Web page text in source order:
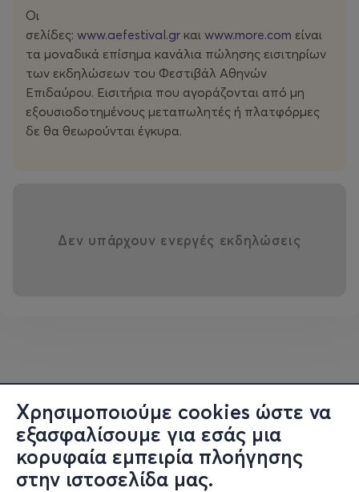
Χρησιμοποιούμε cookies ώστε να
εξασφαλίσουμε για εσάς μια
κορυφαία εμπειρία πλοήγησης
στην ιστοσελίδα μας.
Ο βραβευμένος με τον Αργυρό Λέοντα Χορού της
Μπιενάλε της Βενετίας Τάο Γιε, ανήκει σε εκείνους τους
δημιουργούς που χωρίς να επιδιώκουν τον
εντυπωσιασμό, καταδύονται στα βάθη της εσωτερικής
αρχιτεκτονικής του σώματος. Εκεί ακριβώς βρίσκεται
και η σαγήνη της δουλειάς του, σε έναν χορό που ενώ
Οι
σελίδες: www.aefestival.gr και www.more.com είναι
τα μοναδικά επίσημα κανάλια πώλησης εισιτηρίων
των εκδηλώσεων του Φεστιβάλ Αθηνών
Επιδαύρου. Εισιτήρια που αγοράζονται από μη
εξουσιοδοτημένους μεταπωλητές ή πλατφόρμες
δε θα θεωρούνται έγκυρα.
Δεν υπάρχουν ενεργές εκδηλώσεις